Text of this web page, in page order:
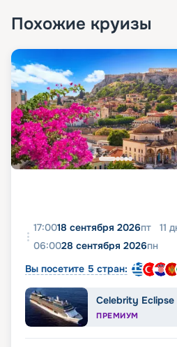
Похожие круизы
17:0018 сентября 2026пт 11
06:0028 сентября 2026пн
Вы посетите 5 стран:
Celebrity Eclipse
ПРЕМИУМ